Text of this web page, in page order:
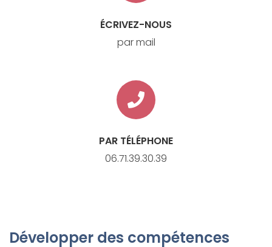
ÉCRIVEZ-NOUS
par mail
PAR TÉLÉPHONE
06.71.39.30.39
Développer des compétences